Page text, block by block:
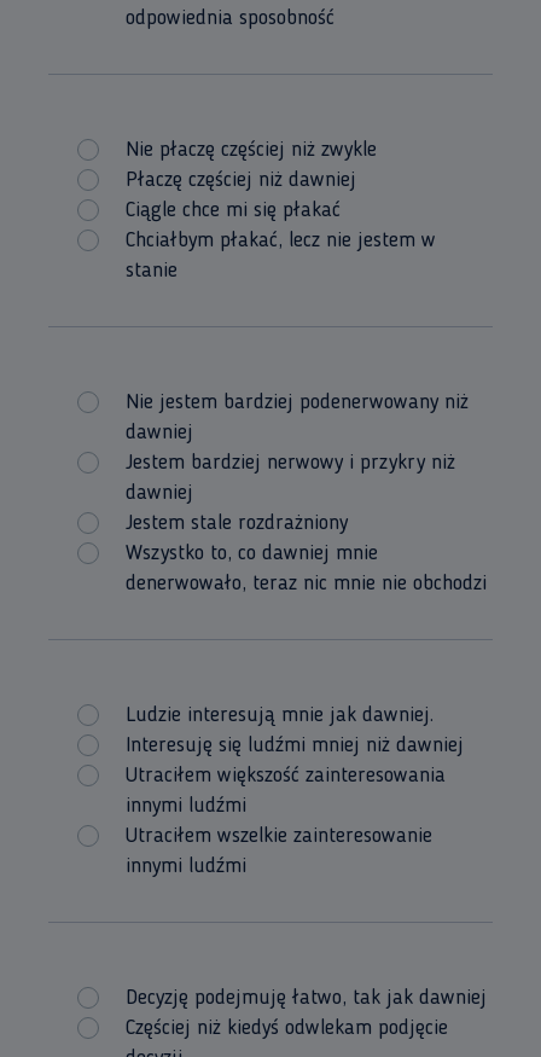
odpowiednia sposobność
Nie płaczę częściej niż zwykle
Płaczę częściej niż dawniej
Ciągle chce mi się płakać
Chciałbym płakać, lecz nie jestem w
stanie
Nie jestem bardziej podenerwowany niż
dawniej
Jestem bardziej nerwowy i przykry niż
dawniej
Jestem stale rozdrażniony
Wszystko to, co dawniej mnie
denerwowało, teraz nic mnie nie obchodzi
Ludzie interesują mnie jak dawniej.
Interesuję się ludźmi mniej niż dawniej
Utraciłem większość zainteresowania
innymi ludźmi
Utraciłem wszelkie zainteresowanie
innymi ludźmi
Decyzję podejmuję łatwo, tak jak dawniej
Częściej niż kiedyś odwlekam podjęcie